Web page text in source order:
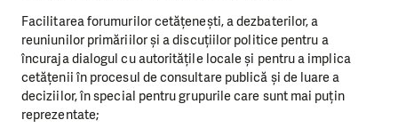
Facilitarea forumurilor cetățenești, a dezbaterilor, a
reuniunilor primăriilor și a discuțiilor politice pentru a
încuraja dialogul cu autoritățile locale și pentru a implica
cetățenii în procesul de consultare publică și de luare a
deciziilor, în special pentru grupurile care sunt mai puțin
reprezentate;